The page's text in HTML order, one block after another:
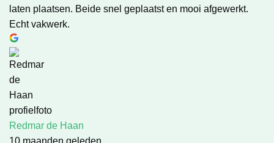
laten plaatsen. Beide snel geplaatst en mooi afgewerkt.
Echt vakwerk.
Redmar de Haan
10 maanden geleden